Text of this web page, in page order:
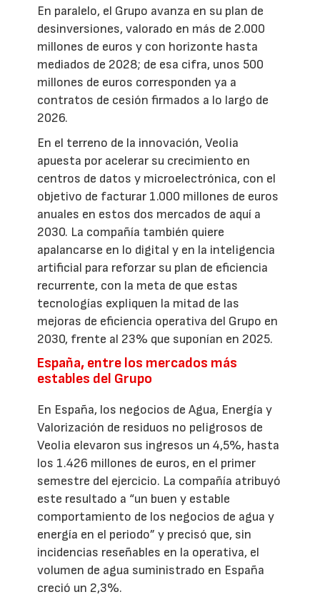
En paralelo, el Grupo avanza en su plan de
desinversiones, valorado en más de 2.000
millones de euros y con horizonte hasta
mediados de 2028; de esa cifra, unos 500
millones de euros corresponden ya a
contratos de cesión firmados a lo largo de
2026.
En el terreno de la innovación, Veolia
apuesta por acelerar su crecimiento en
centros de datos y microelectrónica, con el
objetivo de facturar 1.000 millones de euros
anuales en estos dos mercados de aquí a
2030. La compañía también quiere
apalancarse en lo digital y en la inteligencia
artificial para reforzar su plan de eficiencia
recurrente, con la meta de que estas
tecnologías expliquen la mitad de las
mejoras de eficiencia operativa del Grupo en
2030, frente al 23% que suponían en 2025.
España, entre los mercados más
estables del Grupo
En España, los negocios de Agua, Energía y
Valorización de residuos no peligrosos de
Veolia elevaron sus ingresos un 4,5%, hasta
los 1.426 millones de euros, en el primer
semestre del ejercicio. La compañía atribuyó
este resultado a “un buen y estable
comportamiento de los negocios de agua y
energía en el periodo” y precisó que, sin
incidencias reseñables en la operativa, el
volumen de agua suministrado en España
creció un 2,3%.